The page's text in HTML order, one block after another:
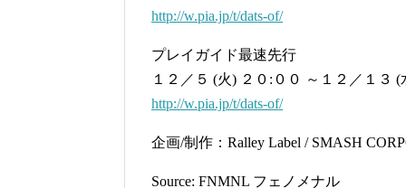
http://w.pia.jp/t/dats-of/
プレイガイド最速先行
１２／５ (火) ２０:００ ～１２／１３
http://w.pia.jp/t/dats-of/
企画/制作：Ralley Label / SMASH
Source: FNMNL フェノメナル